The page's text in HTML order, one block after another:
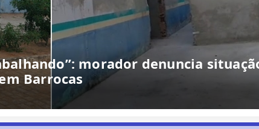
morador denuncia
Barrocas